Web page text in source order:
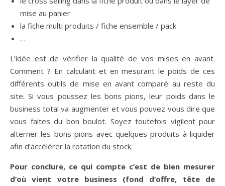
mise au panier
la fiche multi produits / fiche ensemble / pack
…
L’idée est de vérifier la qualité de vos mises en avant.
Comment ? En calculant et en mesurant le poids de ces
différents outils de mise en avant comparé au reste du
site. Si vous poussez les bons pions, leur poids dans le
business total va augmenter et vous pouvez vous dire que
vous faites du bon boulot. Soyez toutefois vigilent pour
alterner les bons pions avec quelques produits à liquider
afin d’accélérer la rotation du stock.
Pour conclure, ce qui compte c’est de bien mesurer
d’où vient votre business (fond d’offre, tête de